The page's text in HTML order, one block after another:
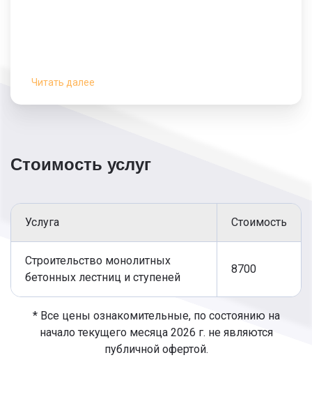
Читать далее
Стоимость услуг
Услуга Стоимость
Строительство монолитных
бетонных лестниц и ступеней
8700
* Все цены ознакомительные, по состоянию на
начало текущего месяца 2026 г. не являются
публичной офертой.